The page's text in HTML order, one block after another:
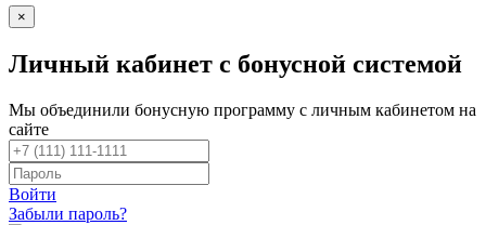
×
Личный кабинет с бонусной системой
Мы объединили бонусную программу с личным кабинетом на
сайте
Войти
Забыли пароль?